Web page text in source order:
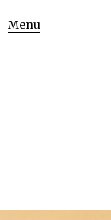
Menu